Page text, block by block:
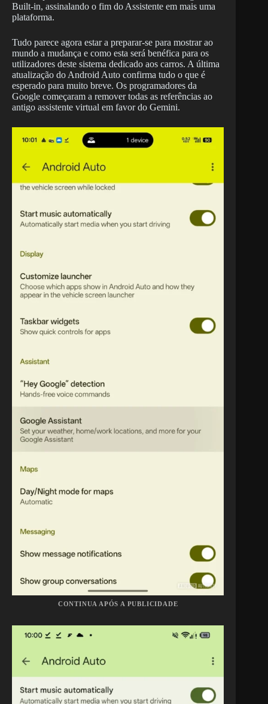
Built-in, assinalando o fim do Assistente em mais uma
plataforma.
Tudo parece agora estar a preparar-se para mostrar ao
mundo a mudança e como esta será benéfica para os
utilizadores deste sistema dedicado aos carros. A última
atualização do Android Auto confirma tudo o que é
esperado para muito breve. Os programadores da
Google começaram a remover todas as referências ao
antigo assistente virtual em favor do Gemini.
CONTINUA APÓS A PUBLICIDADE